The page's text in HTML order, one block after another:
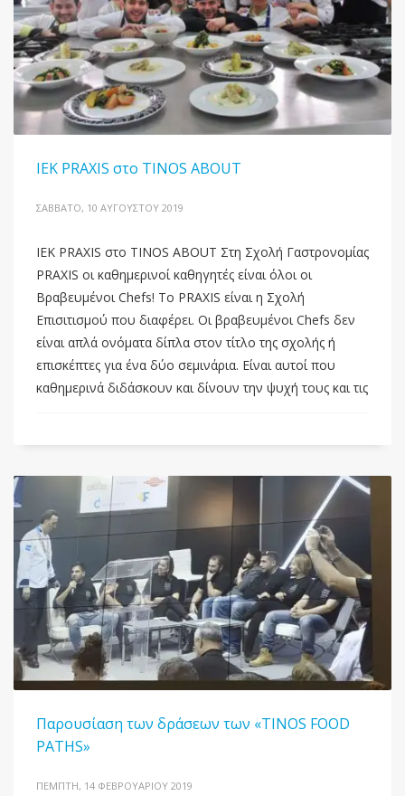
ΙΕΚ PRAXIS στο TINOS ABOUT
ΣΆΒΒΑΤΟ, 10 ΑΥΓΟΎΣΤΟΥ 2019
ΙΕΚ PRAXIS στο TINOS ABOUT Στη Σχολή Γαστρονομίας
PRAXIS οι καθημερινοί καθηγητές είναι όλοι οι
Βραβευμένοι Chefs! Το PRAXIS είναι η Σχολή
Επισιτισμού που διαφέρει. Οι βραβευμένοι Chefs δεν
είναι απλά ονόματα δίπλα στον τίτλο της σχολής ή
επισκέπτες για ένα δύο σεμινάρια. Είναι αυτοί που
καθημερινά διδάσκουν και δίνουν την ψυχή τους και τις
Παρουσίαση των δράσεων των «TINOS FOOD
PATHS»
ΠΈΜΠΤΗ, 14 ΦΕΒΡΟΥΑΡΊΟΥ 2019